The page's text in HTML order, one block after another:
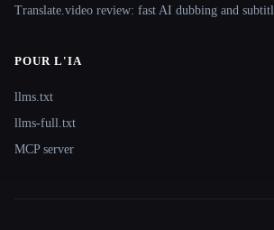
Translate.video review: fast AI dubbing and
POUR L'IA
llms.txt
llms-full.txt
MCP server